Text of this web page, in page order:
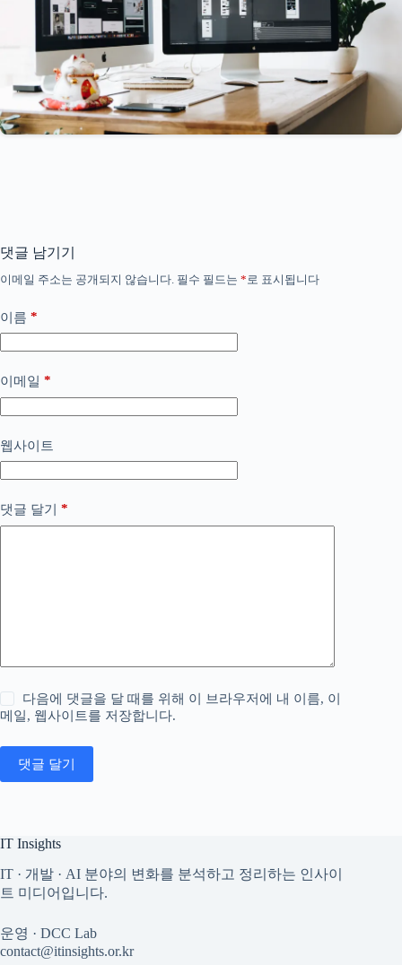
댓글 남기기
이메일 주소는 공개되지 않습니다. 필수 필드는 * 로 표시됩니다
이름 *
이메일 *
웹사이트
댓글 달기 *
다음에 댓글을 달 때를 위해 이 브라우저에 내 이름, 이
메일, 웹사이트를 저장합니다.
댓글 달기
IT Insights
IT · 개발 · AI 분야의 변화를 분석하고 정리하는 인사이
트 미디어입니다.
운영 · DCC Lab
contact@itinsights.or.kr